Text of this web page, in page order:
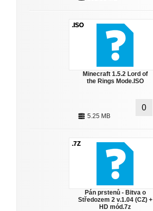
.ISO
Minecraft 1.5.2 Lord of
the Rings Mode.ISO
5.25 MB
0
.7Z
Pán prstenů - Bitva o
Středozem 2 v.1.04 (CZ) +
HD mód.7z